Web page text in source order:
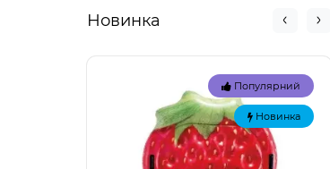
Новинка
Популярний
Новинка